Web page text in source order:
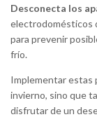
Desconecta los
electrodomésticos
para prevenir
frío.
Implementar estas
invierno, sino que
disfrutar de un